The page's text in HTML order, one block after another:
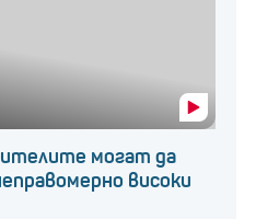
могат да
високи